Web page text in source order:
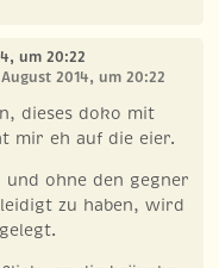
um 20:22
2014, um 20:22
dieses doko mit
mir eh auf die eier.
ohne den gegner
zu haben, wird